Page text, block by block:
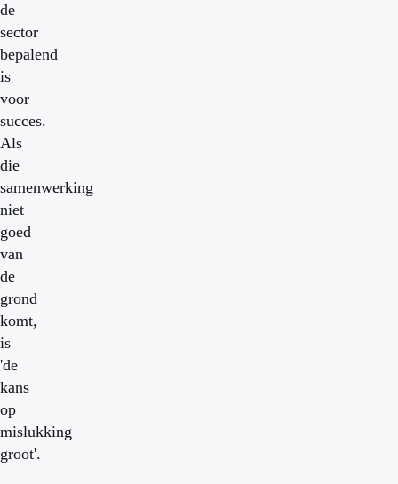
de
sector
bepalend
is
voor
succes.
Als
die
samenwerking
niet
goed
van
de
grond
komt,
is
'de
kans
op
mislukking
groot'.